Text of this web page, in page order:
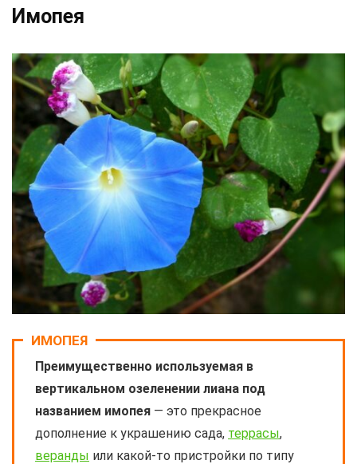
Имопея
ИМОПЕЯ
Преимущественно используемая в
вертикальном озеленении лиана под
названием имопея — это прекрасное
дополнение к украшению сада, террасы,
веранды или какой-то пристройки по типу